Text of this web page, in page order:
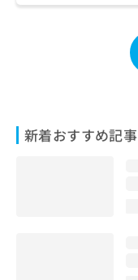
新着おすすめ記事
お
ち